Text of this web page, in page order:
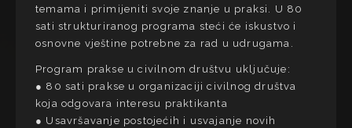
temama i primijeniti svoje znanje u praksi. U 80
sati strukturiranog programa steći će iskustvo i
osnovne vještine potrebne za rad u udrugama.
Program prakse u civilnom društvu uključuje:
● 80 sati prakse u organizaciji civilnog društva
koja odgovara interesu praktikanta
● Usavršavanje postojećih i usvajanje novih